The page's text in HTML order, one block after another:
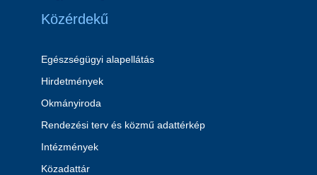
Közérdekű
Egészségügyi alapellátás
Hirdetmények
Okmányiroda
Rendezési terv és közmű adattérkép
Intézmények
Közadattár